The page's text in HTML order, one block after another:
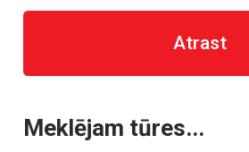
Atrast
Meklējam tūres...